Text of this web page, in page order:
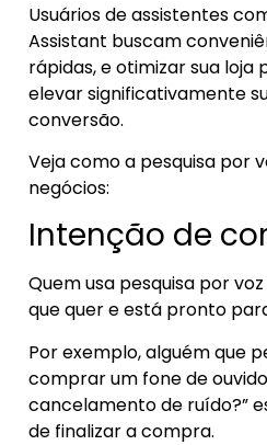
Usuários de assistentes
Assistant buscam
rápidas, e otimizar sua loja
elevar significativamente
conversão.
Veja como a pesquisa por
negócios:
Intenção de
Quem usa pesquisa por
que quer e está pronto
Por exemplo, alguém que
comprar um fone de
cancelamento de ruído?”
de finalizar a compra.